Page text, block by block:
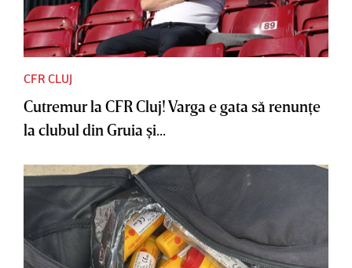
CFR CLUJ
Cutremur la CFR Cluj! Varga e gata să renunţe
la clubul din Gruia şi...